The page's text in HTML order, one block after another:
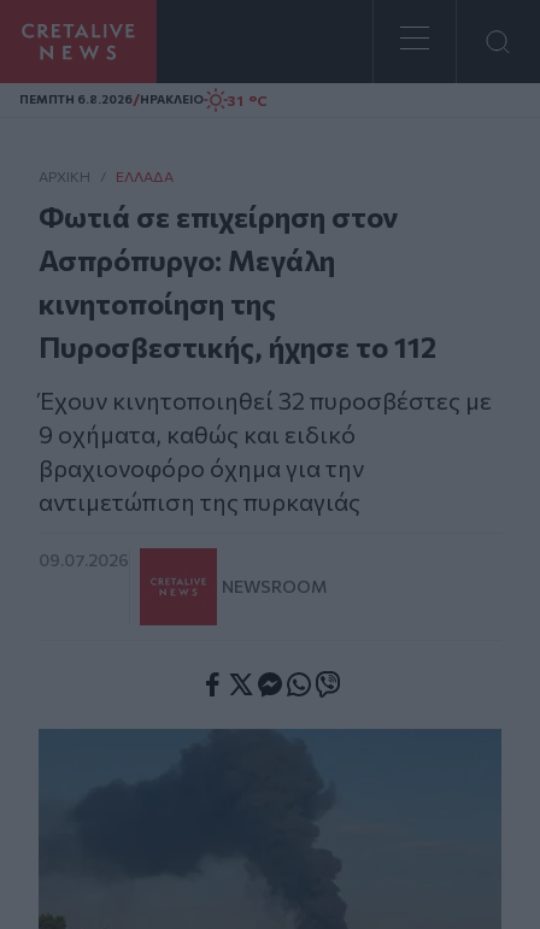
Homepage
ΠΕΜΠΤΗ 6.8.2026/ΗΡΑΚΛΕΙΟ 31 °C
ΑΡΧΙΚΗ / ΕΛΛΆΔΑ
Φωτιά σε επιχείρηση στον
Ασπρόπυργο: Μεγάλη
κινητοποίηση της
Πυροσβεστικής, ήχησε το 112
Έχουν κινητοποιηθεί 32 πυροσβέστες με
9 οχήματα, καθώς και ειδικό
βραχιονοφόρο όχημα για την
αντιμετώπιση της πυρκαγιάς
09.07.2026
NEWSROOM